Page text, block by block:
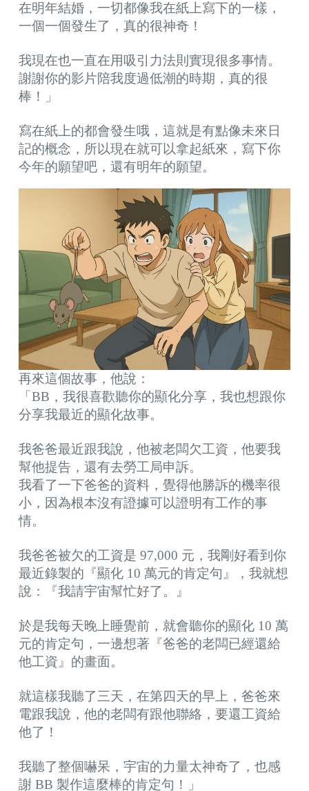
在明年結婚，一切都像我在紙上寫下的一樣，
一個一個發生了，真的很神奇！
我現在也一直在用吸引力法則實現很多事情。
謝謝你的影片陪我度過低潮的時期，真的很
棒！」
寫在紙上的都會發生哦，這就是有點像未來日
記的概念，所以現在就可以拿起紙來，寫下你
今年的願望吧，還有明年的願望。
再來這個故事，他說：
「BB，我很喜歡聽你的顯化分享，我也想跟你
分享我最近的顯化故事。
我爸爸最近跟我說，他被老闆欠工資，他要我
幫他提告，還有去勞工局申訴。
我看了一下爸爸的資料，覺得他勝訴的機率很
小，因為根本沒有證據可以證明有工作的事
情。
我爸爸被欠的工資是 97,000 元，我剛好看到你
最近錄製的『顯化 10 萬元的肯定句』，我就想
說：『我請宇宙幫忙好了。』
於是我每天晚上睡覺前，就會聽你的顯化 10 萬
元的肯定句，一邊想著『爸爸的老闆已經還給
他工資』的畫面。
就這樣我聽了三天，在第四天的早上，爸爸來
電跟我說，他的老闆有跟他聯絡，要還工資給
他了！
我聽了整個嚇呆，宇宙的力量太神奇了，也感
謝 BB 製作這麼棒的肯定句！」